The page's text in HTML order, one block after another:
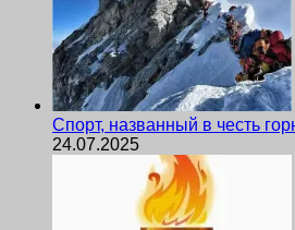
Спорт, названный в честь
24.07.2025